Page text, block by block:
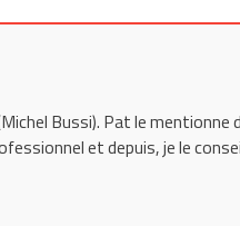
Bussi). Pat le mentionne
et depuis, je le